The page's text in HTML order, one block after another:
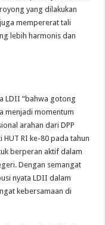
yang dilakukan
mempererat tali
lebih harmonis dan
LDII “bahwa gotong
menjadi momentum
arahan dari DPP
RI ke-80 pada tahun
berperan aktif dalam
Dengan semangat
nyata LDII dalam
kebersamaan di